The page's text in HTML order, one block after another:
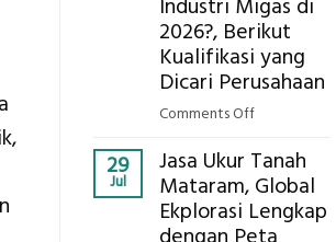
untuk
Rumah
Sejuk
Tanpa
AC
Ekplorasi
Solusi
Pemetaan
Industri Migas di
2026?, Berikut
Kualifikasi yang
Dicari Perusahaan
Comments Offon
Cara
Mendapatkan
Posisi
Geodetic
29
Jul
Jasa Ukur Tanah
Mataram, Global
Ekplorasi Lengkap